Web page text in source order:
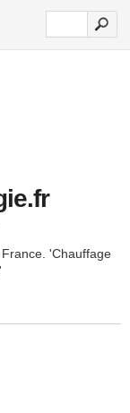
'Chauffage